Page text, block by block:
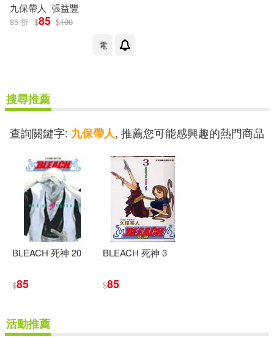
九保帶人 張益豐
85 折 $85 $100
電
搜尋推薦
查詢關鍵字: 九保帶人, 推薦您可能感興趣的熱門商品
BLEACH 死神 20
$85
BLEACH 死神 3
$85
活動推薦